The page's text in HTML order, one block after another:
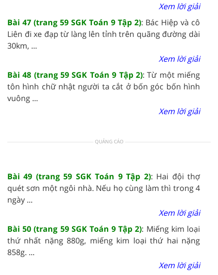
Xem lời giải
Bài 47 (trang 59 SGK Toán 9 Tập 2): Bác Hiệp và cô
Liên đi xe đạp từ làng lên tỉnh trên quãng đường dài
30km, ...
Xem lời giải
Bài 48 (trang 59 SGK Toán 9 Tập 2): Từ một miếng
tôn hình chữ nhật người ta cắt ở bốn góc bốn hình
vuông ...
Xem lời giải
QUẢNG CÁO
Bài 49 (trang 59 SGK Toán 9 Tập 2): Hai đội thợ
quét sơn một ngôi nhà. Nếu họ cùng làm thì trong 4
ngày ...
Xem lời giải
Bài 50 (trang 59 SGK Toán 9 Tập 2): Miếng kim loại
thứ nhất nặng 880g, miếng kim loại thứ hai nặng
858g. ...
Xem lời giải